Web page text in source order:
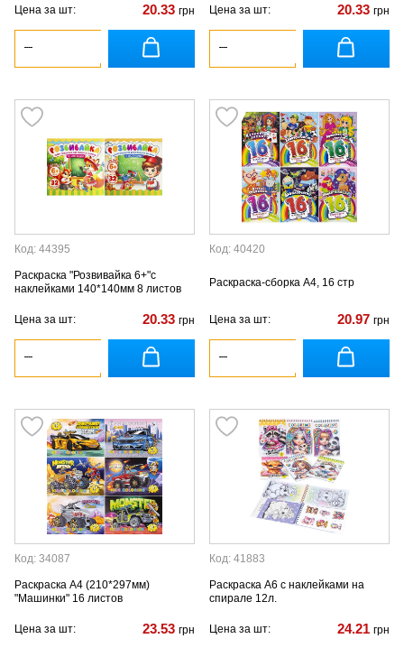
Цена за шт: 20.33 грн Цена за шт: 20.33 грн
Код: 44395
Раскраска "Розвивайка 6+"с
наклейками 140*140мм 8 листов
Цена за шт: 20.33 грн
Код: 40420
Раскраска-сборка А4, 16 стр
Цена за шт: 20.97 грн
Код: 34087
Раскраска А4 (210*297мм)
"Машинки" 16 листов
Цена за шт: 23.53 грн
Код: 41883
Раскраска А6 с наклейками на
спирале 12л.
Цена за шт: 24.21 грн